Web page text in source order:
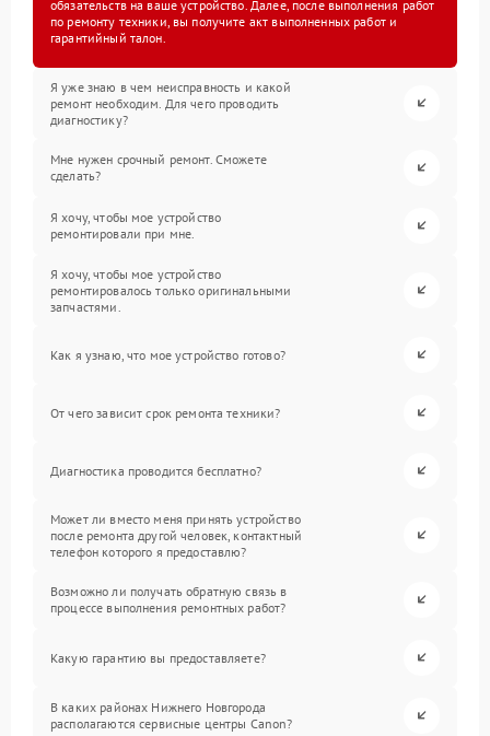
обязательств на ваше устройство. Далее, после выполнения работ
по ремонту техники, вы получите акт выполненных работ и
гарантийный талон.
Я уже знаю в чем неисправность и какой
ремонт необходим. Для чего проводить
диагностику?
Мне нужен срочный ремонт. Сможете
сделать?
Я хочу, чтобы мое устройство
ремонтировали при мне.
Я хочу, чтобы мое устройство
ремонтировалось только оригинальными
запчастями.
Как я узнаю, что мое устройство готово?
От чего зависит срок ремонта техники?
Диагностика проводится бесплатно?
Может ли вместо меня принять устройство
после ремонта другой человек, контактный
телефон которого я предоставлю?
Возможно ли получать обратную связь в
процессе выполнения ремонтных работ?
Какую гарантию вы предоставляете?
В каких районах Нижнего Новгорода
располагаются сервисные центры Canon?